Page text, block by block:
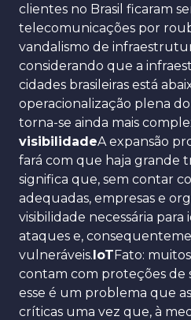
clientes no Brasil ficaram
telecomunicações por
vandalismo de
considerando que a
cidades brasileiras está
operacionalização plena
torna-se ainda mais
visibilidadeA expansão
fará com que haja grande
significa que, sem contar
adequadas, empresas e
visibilidade necessária
ataques e,
vulneráveis.IoTFato:
contam com proteções de
esse é um problema que
críticas uma vez que, à